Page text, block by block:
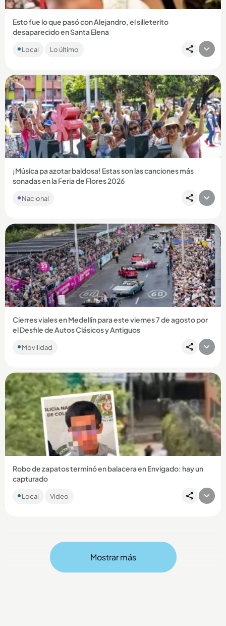
Esto fue lo que pasó con Alejandro, el silleterito
desaparecido en Santa Elena
martes y este jueves el alcalde dio una dolorosa noticia....
Local Lo último
Compartir Noticia
¡Música pa azotar baldosa! Estas son las canciones más
sonadas en la Feria de Flores 2026
Nacional
Compartir Noticia
Cierres viales en Medellín para este viernes 7 de agosto por
el Desfile de Autos Clásicos y Antiguos
Movilidad
Compartir Noticia
Robo de zapatos terminó en balacera en Envigado: hay un
capturado
El sujeto implicado fue detenido cuando intentaba huir con
los zapatos robados. ...
Local Video
Mostrar más